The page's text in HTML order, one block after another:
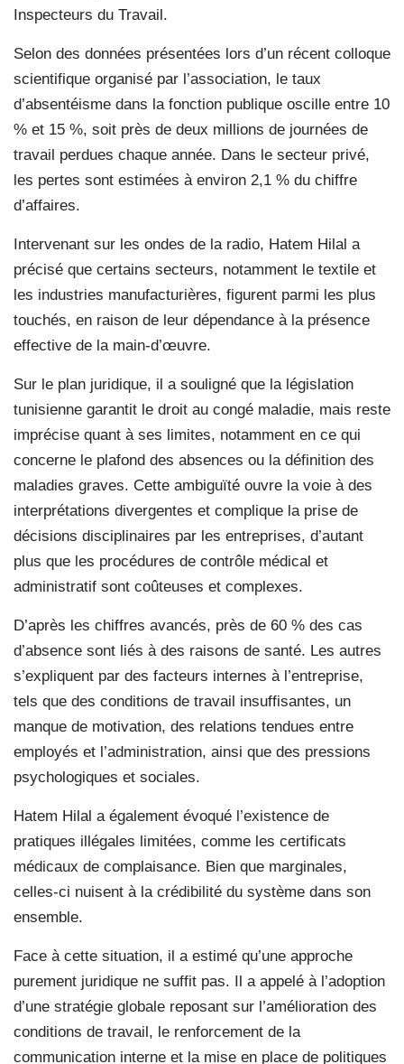
Inspecteurs du Travail.
Selon des données présentées lors d’un récent colloque
scientifique organisé par l’association, le taux
d’absentéisme dans la fonction publique oscille entre 10
% et 15 %, soit près de deux millions de journées de
travail perdues chaque année. Dans le secteur privé,
les pertes sont estimées à environ 2,1 % du chiffre
d’affaires.
Intervenant sur les ondes de la radio, Hatem Hilal a
précisé que certains secteurs, notamment le textile et
les industries manufacturières, figurent parmi les plus
touchés, en raison de leur dépendance à la présence
effective de la main-d’œuvre.
Sur le plan juridique, il a souligné que la législation
tunisienne garantit le droit au congé maladie, mais reste
imprécise quant à ses limites, notamment en ce qui
concerne le plafond des absences ou la définition des
maladies graves. Cette ambiguïté ouvre la voie à des
interprétations divergentes et complique la prise de
décisions disciplinaires par les entreprises, d’autant
plus que les procédures de contrôle médical et
administratif sont coûteuses et complexes.
D’après les chiffres avancés, près de 60 % des cas
d’absence sont liés à des raisons de santé. Les autres
s’expliquent par des facteurs internes à l’entreprise,
tels que des conditions de travail insuffisantes, un
manque de motivation, des relations tendues entre
employés et l’administration, ainsi que des pressions
psychologiques et sociales.
Hatem Hilal a également évoqué l’existence de
pratiques illégales limitées, comme les certificats
médicaux de complaisance. Bien que marginales,
celles-ci nuisent à la crédibilité du système dans son
ensemble.
Face à cette situation, il a estimé qu’une approche
purement juridique ne suffit pas. Il a appelé à l’adoption
d’une stratégie globale reposant sur l’amélioration des
conditions de travail, le renforcement de la
communication interne et la mise en place de politiques